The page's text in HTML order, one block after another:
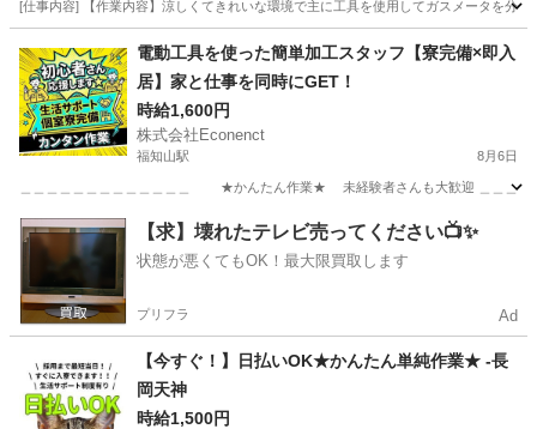
[仕事内容] 【作業内容】涼しくてきれいな環境で主に工具を使用してガスメータを分
工場
電動工具を使った簡単加工スタッフ【寮完備×即入
居】家と仕事を同時にGET！
時給1,600円
株式会社Econenct
福知山駅 8月6日
＿＿＿＿＿＿＿＿＿＿＿＿＿ ★かんたん作業★ 未経験者さんも大歓迎 ＿＿＿＿
京都 福知山市 福知山駅 工場 スタッフ
【求】壊れたテレビ売ってください📺✨
状態が悪くてもOK！最大限買取します
プリフラ Ad
【今すぐ！】日払いOK★かんたん単純作業★ -長
岡天神
時給1,500円